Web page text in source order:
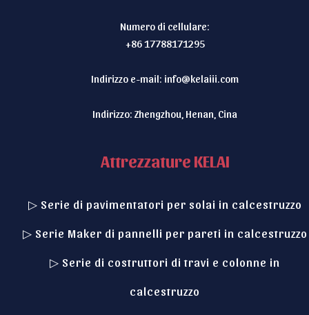
Numero di cellulare:
+86 17788171295
Indirizzo e-mail: info@kelaiii.com
Indirizzo: Zhengzhou, Henan, Cina
Attrezzature KELAI
▷ Serie di pavimentatori per solai in calcestruzzo
▷ Serie Maker di pannelli per pareti in calcestruzzo
▷ Serie di costruttori di travi e colonne in
calcestruzzo